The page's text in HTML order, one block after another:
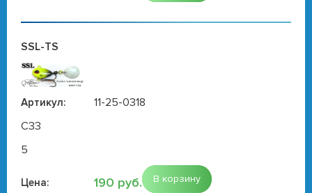
SSL-TS
Артикул:
11-25-0318
C33
5
Цена: 190 руб. В корзину